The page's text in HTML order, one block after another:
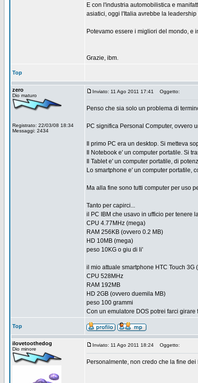
E con l'industria automobilistica e
asiatici, oggi l'Italia avrebbe la
Potevamo essere i migliori del mondo, e
Grazie, ibm.
Top
zero
Dio maturo
Registrato: 22/03/08 18:34
Messaggi: 2434
Inviato: 11 Ago 2011 17:41 Oggetto:
Penso che sia solo un problema di
PC significa Personal Computer, ovvero
Il primo PC era un desktop. Si metteva
Il Notebook e' un computer portatile. Si
Il Tablet e' un computer portatile, di
Lo smartphone e' un computer portatile,
Ma alla fine sono tutti computer per uso
Tanto per capirci...
il PC IBM che usavo in ufficio per tenere
CPU 4.77MHz (mega)
RAM 256KB (ovvero 0.2 MB)
HD 10MB (mega)
peso 10KG o giu di li'
il mio attuale smartphone HTC Touch 3G
CPU 528MHz
RAM 192MB
HD 2GB (ovvero duemila MB)
peso 100 grammi
Con un emulatore DOS potrei farci
Top
ilovetoothedog
Dio minore
Inviato: 11 Ago 2011 18:24 Oggetto:
Personalmente, non credo che la fine